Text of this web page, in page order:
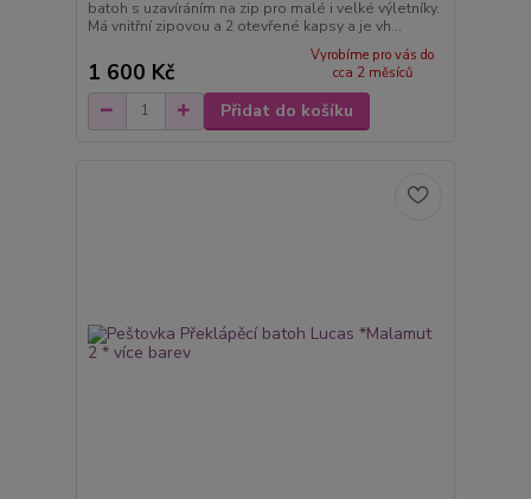
batoh s uzavíráním na zip pro malé i velké výletníky.
Má vnitřní zipovou a 2 otevřené kapsy a je vh...
1 600 Kč
Vyrobíme pro vás do
cca 2 měsíců
Přidat do košíku